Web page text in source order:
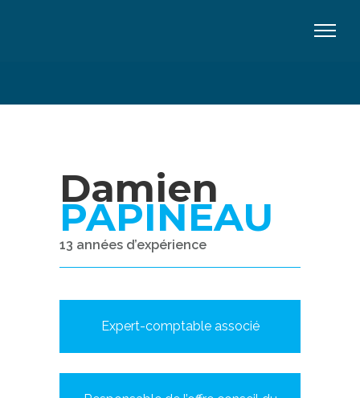
Damien
PAPINEAU
13 années d’expérience
Expert-comptable associé